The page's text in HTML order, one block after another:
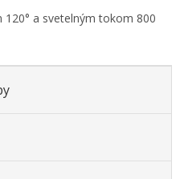
120° a svetelným tokom 800